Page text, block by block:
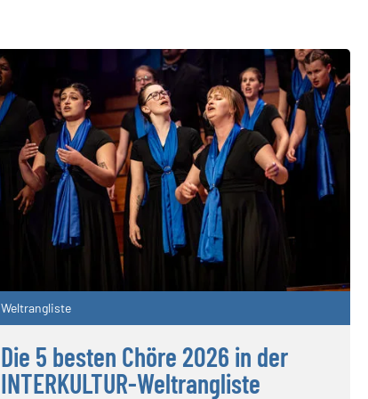
Weltrangliste
Die 5 besten Chöre 2026 in der
INTERKULTUR-Weltrangliste